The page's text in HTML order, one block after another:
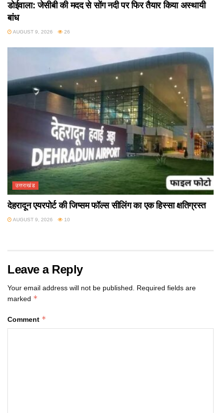
डोईवाला: जेसीबी की मदद से सोंग नदी पर फिर तैयार किया अस्थायी
बांध
AUGUST 9, 2026 26
उत्तराखंड
देहरादून एयरपोर्ट की जिप्सम फॉल्स सीलिंग का एक हिस्सा क्षतिग्रस्त
AUGUST 9, 2026 10
Leave a Reply
Your email address will not be published. Required fields are
marked *
Comment *